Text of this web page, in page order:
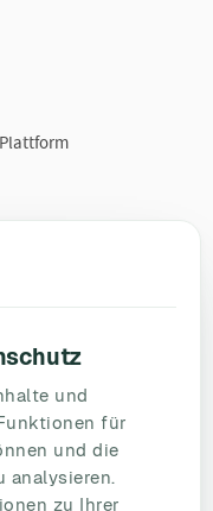
und
für
und die
analysieren.
zu Ihrer